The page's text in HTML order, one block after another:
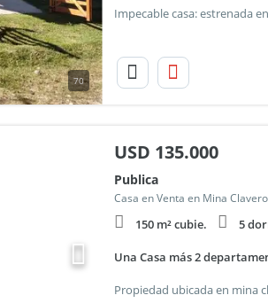
70
USD 135.000
Publica
Casa en Venta en Mina
150 m² cubie. 5
Una Casa más 2